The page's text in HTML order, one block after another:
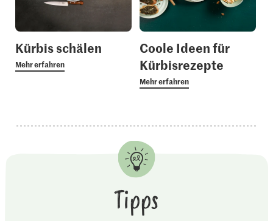
Kürbis schälen
Mehr erfahren
Coole Ideen für
Kürbisrezepte
Mehr erfahren
Tipps